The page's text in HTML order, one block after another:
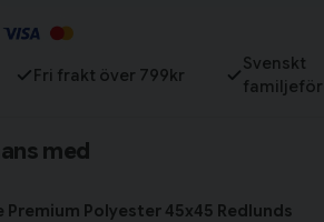
Fri frakt över 799kr
Svenskt
med
Premium Polyester 45x45 Redlunds